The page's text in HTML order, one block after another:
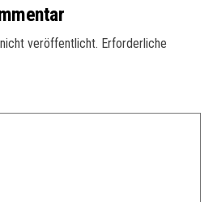
veröffentlicht. Erforderliche